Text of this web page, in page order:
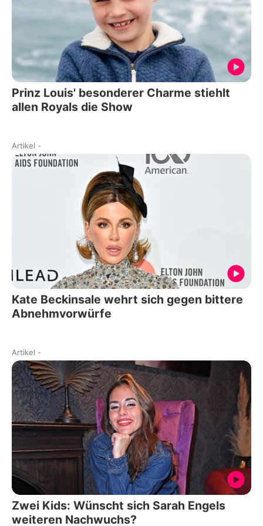
Prinz Louis' besonderer Charme stiehlt
allen Royals die Show
Artikel -
Kate Beckinsale wehrt sich gegen bittere
Abnehmvorwürfe
Artikel -
Zwei Kids: Wünscht sich Sarah Engels
weiteren Nachwuchs?